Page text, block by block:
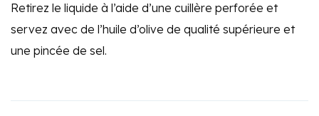
Retirez le liquide à l’aide d’une cuillère perforée et
servez avec de l’huile d’olive de qualité supérieure et
une pincée de sel.